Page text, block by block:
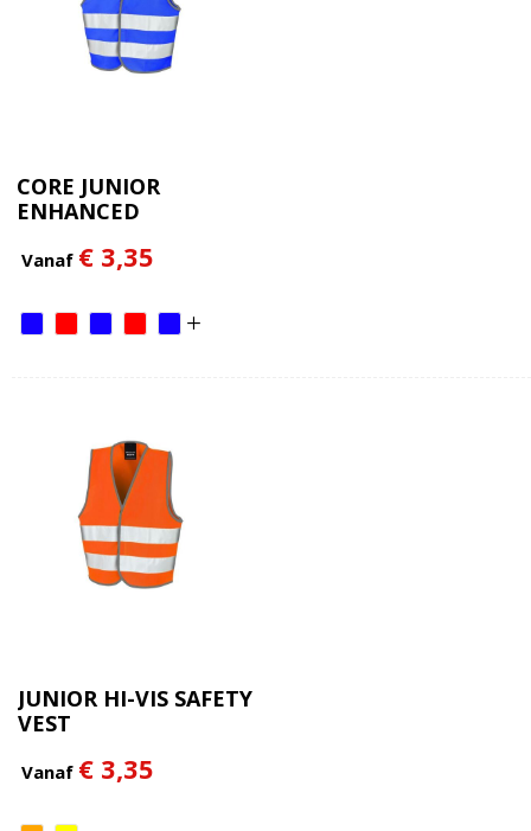
CORE JUNIOR
ENHANCED
Vanaf € 3,35
JUNIOR HI-VIS SAFETY
VEST
Vanaf € 3,35